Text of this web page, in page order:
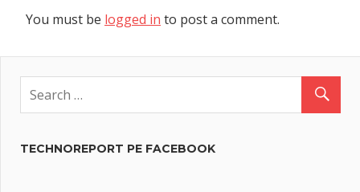
You must be logged in to post a comment.
TECHNOREPORT PE FACEBOOK